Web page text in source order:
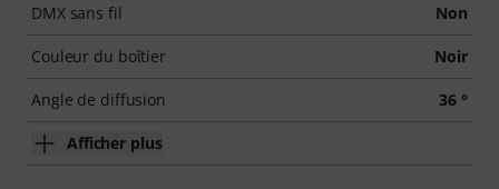
DMX sans fil Non
Couleur du boîtier Noir
Angle de diffusion 36 °
Afficher plus